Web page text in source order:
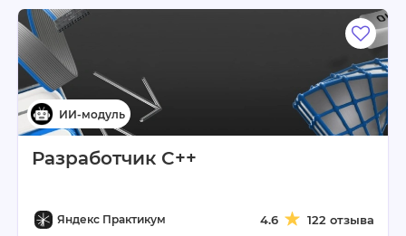
Разработчик C++
Яндекс Практикум 4.6 122 отзыва